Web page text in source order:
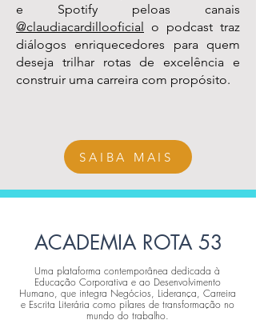
e Spotify peloas canais
@claudiacardillooficial o podcast traz
diálogos enriquecedores para quem
deseja trilhar rotas de excelência e
construir uma carreira com propósito.
SAIBA MAIS
ACADEMIA ROTA 53
Uma plataforma contemporânea dedicada à
Educação Corporativa e ao Desenvolvimento
Humano, que integra Negócios, Liderança, Carreira
e Escrita Literária como pilares de transformação no
mundo do trabalho.